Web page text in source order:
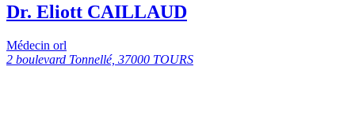
Dr. Eliott CAILLAUD
Médecin orl
2 boulevard Tonnellé, 37000 TOURS